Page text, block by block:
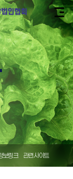
보링크 관련사이트